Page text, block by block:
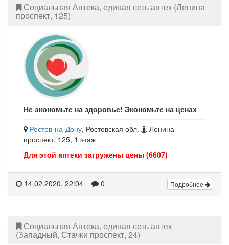
Социальная Аптека, единая сеть аптек (Ленина
проспект, 125)
Не экономьте на здоровье! Экономьте на ценах
Ростов-на-Дону, Ростовская обл.
Ленина
проспект, 125, 1 этаж
Для этой аптеки загружены цены (6607)
14.02.2020, 22:04 0 Подробнее
Социальная Аптека, единая сеть аптек
(Западный, Стачки проспект, 24)